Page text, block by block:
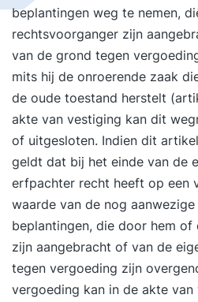
beplantingen weg te nemen,
rechtsvoorganger zijn
van de grond tegen
mits hij de onroerende zaak
de oude toestand herstelt
akte van vestiging kan dit
of uitgesloten. Indien dit
geldt dat bij het einde van de
erfpachter recht heeft op een
waarde van de nog
beplantingen, die door hem
zijn aangebracht of van de
tegen vergoeding zijn
vergoeding kan in de akte